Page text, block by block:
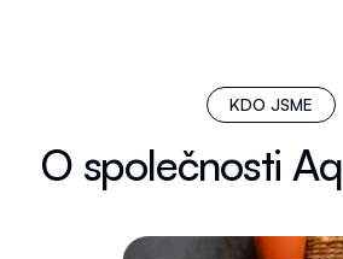
KDO JSME
O společnosti Aq